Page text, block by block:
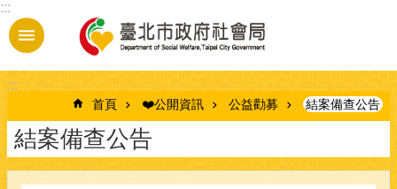
跳到主要內容區塊
:::
:::
首頁 ❤️公開資訊 公益勸募 結案備查公告
結案備查公告